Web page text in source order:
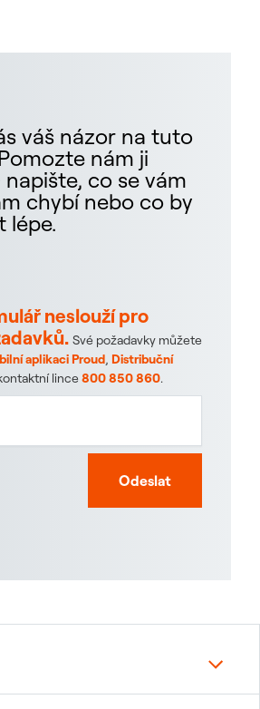
váš názor na tuto
nám ji
co se vám
chybí nebo co by
lépe.
neslouží pro
Své požadavky můžete
aplikaci Proud, Distribuční
lince800 850 860.
Odeslat